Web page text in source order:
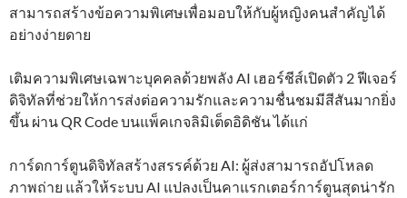
สามารถสร้างข้อความพิเศษเพื่อมอบให้กับผู้หญิงคนสำคัญได้
อย่างง่ายดาย
เติมความพิเศษเฉพาะบุคคลด้วยพลัง AI เฮอร์ชีส์เปิดตัว 2 ฟีเจอร์
ดิจิทัลที่ช่วยให้การส่งต่อความรักและความชื่นชมมีสีสันมากยิ่ง
ขึ้น ผ่าน QR Code บนแพ็คเกจลิมิเต็ดอิดิชัน ได้แก่
การ์ดการ์ตูนดิจิทัลสร้างสรรค์ด้วย AI: ผู้ส่งสามารถอัปโหลด
ภาพถ่าย แล้วให้ระบบ AI แปลงเป็นคาแรกเตอร์การ์ตูนสุดน่ารัก